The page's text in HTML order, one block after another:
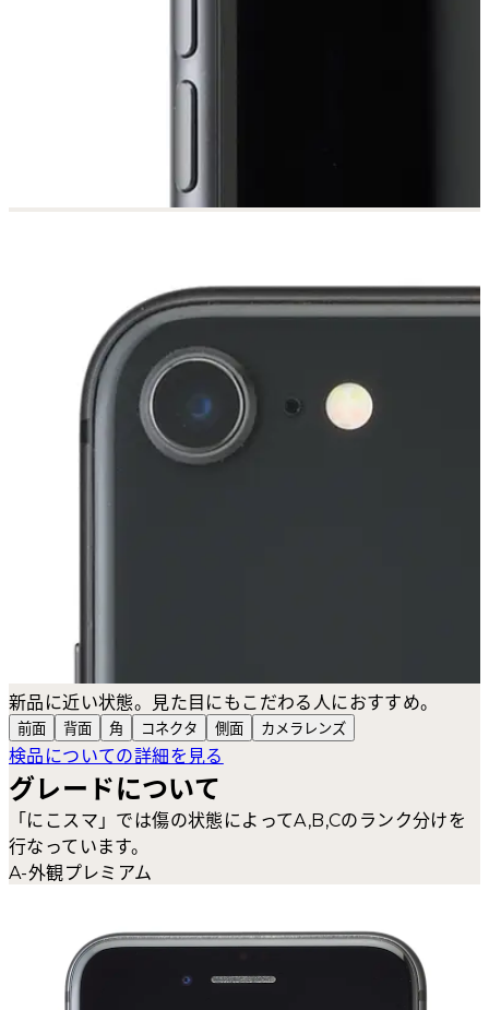
新品に近い状態。見た目にもこだわる人におすすめ。
前面 背面 角 コネクタ 側面 カメラ レンズ
検品についての詳細を見る
グレードについて
「にこスマ」では傷の状態によってA,B,Cのランク分けを
行なっています。
A-外観プレミアム